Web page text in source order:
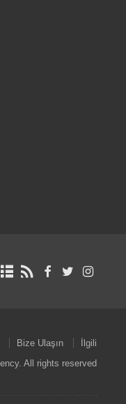
Bize Ulaşın
İlgili
All rights reserved